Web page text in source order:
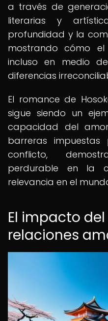
a través de
literarias y
profundidad y la
mostrando cómo
incluso en medio
diferencias
El romance de
sigue siendo un
capacidad del
barreras
conflicto,
perdurable en la
relevancia en el
El impacto
relaciones